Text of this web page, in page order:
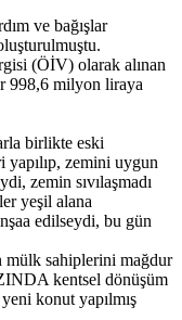
ve bağışlar
(ÖİV) olarak alınan
998,6 milyon liraya
birlikte eski
zemini uygun
zemin sıvılaşmadı
yeşil alana
edilseydi, bu gün
mülk sahiplerini mağdur
kentsel dönüşüm
konut yapılmış